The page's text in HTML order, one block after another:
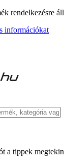
rendelkezésre
információkat
a tippek